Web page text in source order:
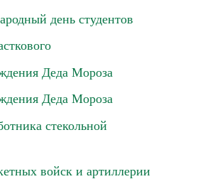
день студентов
Деда Мороза
Деда Мороза
стекольной
войск и артиллерии